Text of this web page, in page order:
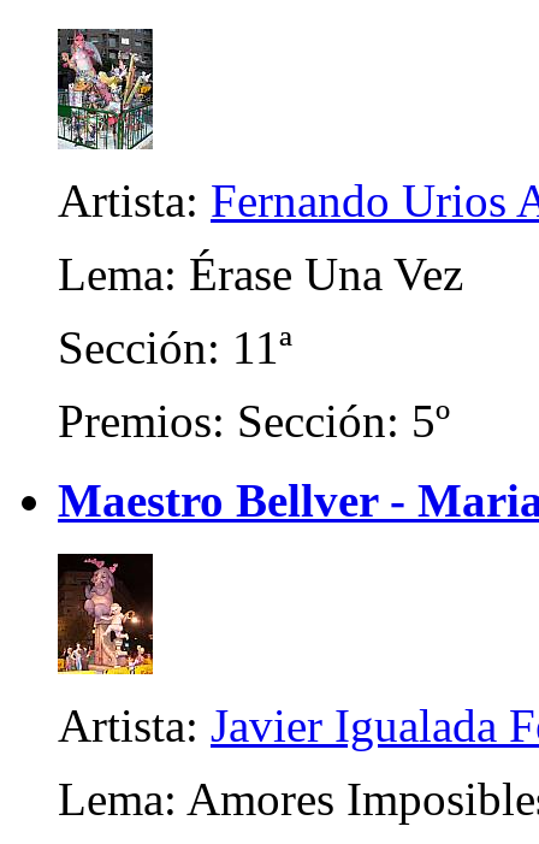
Artista: Fernando Urios
Lema: Érase Una Vez
Sección: 11ª
Premios: Sección: 5º
Maestro Bellver -
Artista: Javier Igualada
Lema: Amores